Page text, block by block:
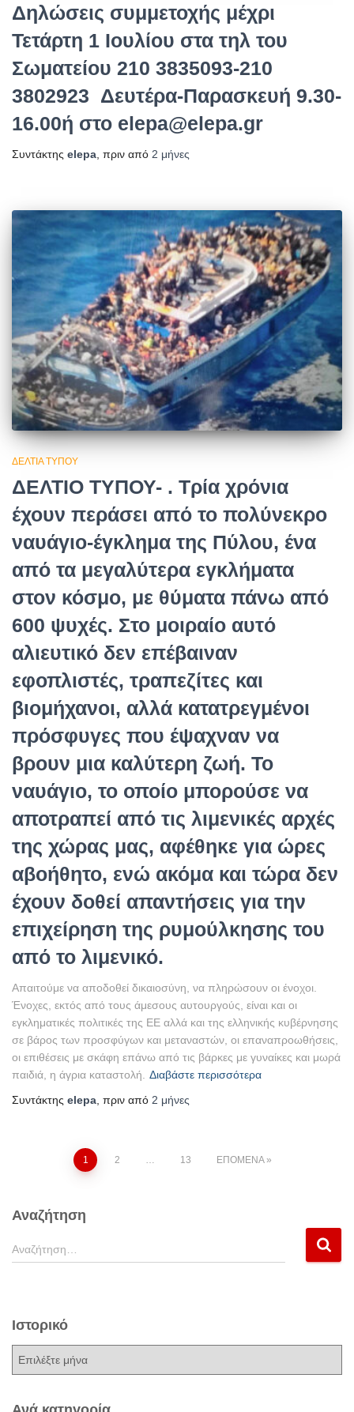
Δηλώσεις συμμετοχής μέχρι
Τετάρτη 1 Ιουλίου στα τηλ του
Σωματείου 210 3835093-210
3802923 Δευτέρα-Παρασκευή 9.30-
16.00ή στο elepa@elepa.gr
Συντάκτης elepa , πριν από 2 μήνες
ΔΕΛΤΊΑ ΤΎΠΟΥ
ΔΕΛΤΙΟ ΤΥΠΟΥ- . Τρία χρόνια
έχουν περάσει από το πολύνεκρο
ναυάγιο-έγκλημα της Πύλου, ένα
από τα μεγαλύτερα εγκλήματα
στον κόσμο, με θύματα πάνω από
600 ψυχές. Στο μοιραίο αυτό
αλιευτικό δεν επέβαιναν
εφοπλιστές, τραπεζίτες και
βιομήχανοι, αλλά κατατρεγμένοι
πρόσφυγες που έψαχναν να
βρουν μια καλύτερη ζωή. Το
ναυάγιο, το οποίο μπορούσε να
αποτραπεί από τις λιμενικές αρχές
της χώρας μας, αφέθηκε για ώρες
αβοήθητο, ενώ ακόμα και τώρα δεν
έχουν δοθεί απαντήσεις για την
επιχείρηση της ρυμούλκησης του
από το λιμενικό.
Απαιτούμε να αποδοθεί δικαιοσύνη, να πληρώσουν οι ένοχοι.
Ένοχες, εκτός από τους άμεσους αυτουργούς, είναι και οι
εγκληματικές πολιτικές της ΕΕ αλλά και της ελληνικής κυβέρνησης
σε βάρος των προσφύγων και μεταναστών, οι επαναπροωθήσεις,
οι επιθέσεις με σκάφη επάνω από τις βάρκες με γυναίκες και μωρά
παιδιά, η άγρια καταστολή.
Διαβάστε περισσότερα
Συντάκτης elepa , πριν από 2 μήνες
Σελιδοποίηση
1 2 13 ΕΠΌΜΕΝΑ
Αναζήτηση
Α
ν
τ
η
Αναζήτηση…
Ιστορικό
ο